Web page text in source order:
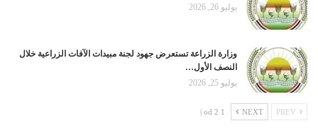
يوليو 26, 2026
وزارة الزراعة تستعرض جهود لجنة مبيدات الآفات الزراعية خلال
النصف الأول…
يوليو 25, 2026
NEXT
1 od 2 |